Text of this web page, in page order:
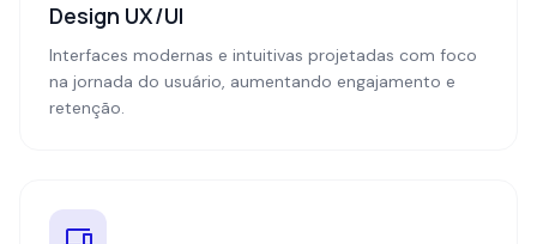
Design UX/UI
Interfaces modernas e intuitivas projetadas com foco
na jornada do usuário, aumentando engajamento e
retenção.